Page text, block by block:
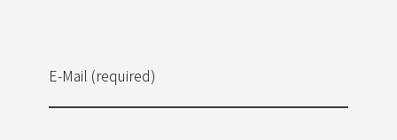
E-Mail (required)